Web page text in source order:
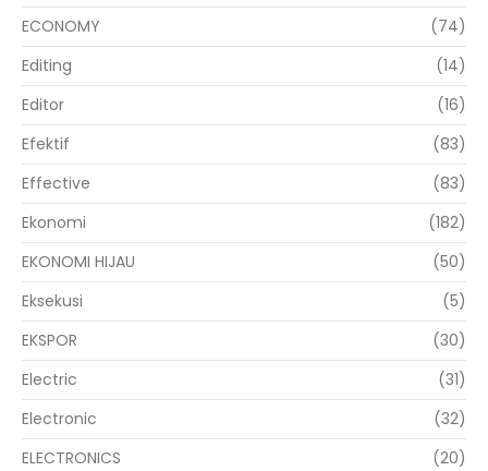
ECONOMY
(74)
Editing
(14)
Editor
(16)
Efektif
(83)
Effective
(83)
Ekonomi
(182)
EKONOMI HIJAU
(50)
Eksekusi
(5)
EKSPOR
(30)
Electric
(31)
Electronic
(32)
ELECTRONICS
(20)